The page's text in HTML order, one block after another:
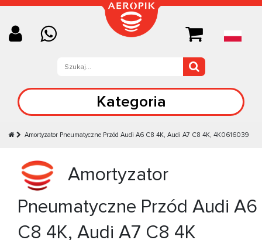
Kategoria
Amortyzator Pneumatyczne Przód Audi А6 C8 4K, Audi А7 C8 4K, 4K0616039
Amortyzator
Pneumatyczne Przód Audi А6
C8 4K, Audi А7 C8 4K